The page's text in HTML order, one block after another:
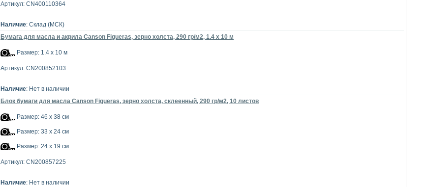
Артикул: CN400110364
Наличие: Склад (МСК)
Бумага для масла и акрила Canson Figueras, зерно холста, 290 гр/м2, 1.4 x 10 м
Размер: 1.4 x 10 м
Артикул: CN200852103
Наличие: Нет в наличии
Блок бумаги для масла Canson Figueras, зерно холста, склеенный, 290 гр/м2, 10 листов
Размер: 46 x 38 см
Размер: 33 x 24 см
Размер: 24 x 19 см
Артикул: CN200857225
Наличие: Нет в наличии